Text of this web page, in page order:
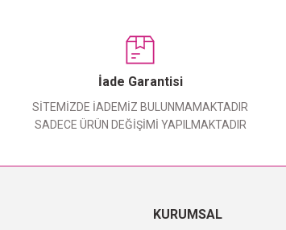
Yorum Yaz
İade Garantisi
SİTEMİZDE İADEMİZ BULUNMAMAKTADIR
SADECE ÜRÜN DEĞİŞİMİ YAPILMAKTADIR
KURUMSAL